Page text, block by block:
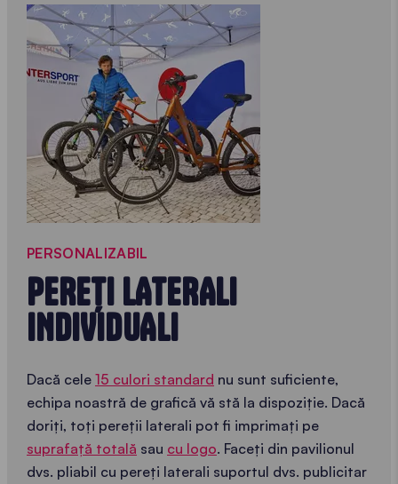
PERSONALIZABIL
PEREȚI LATERALI
INDIVIDUALI
Dacă cele 15 culori standard nu sunt suficiente,
echipa noastră de grafică vă stă la dispoziție. Dacă
doriți, toți pereții laterali pot fi imprimați pe
suprafață totală sau cu logo. Faceți din pavilionul
dvs. pliabil cu pereți laterali suportul dvs. publicitar